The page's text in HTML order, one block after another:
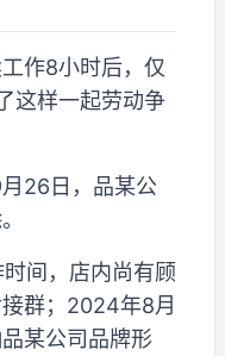
作8小时后，仅
这样一起劳动争
26日，品某公
间，店内尚有顾
群；2024年8月
某公司品牌形